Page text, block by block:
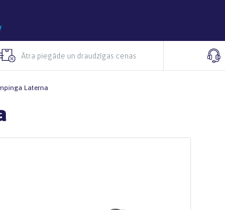
Ātra piegāde un draudzīgas cenas
Laterna